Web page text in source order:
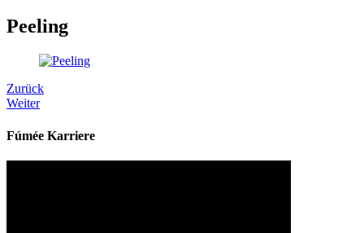
Peeling
Zurück
Weiter
Fúmée Karriere